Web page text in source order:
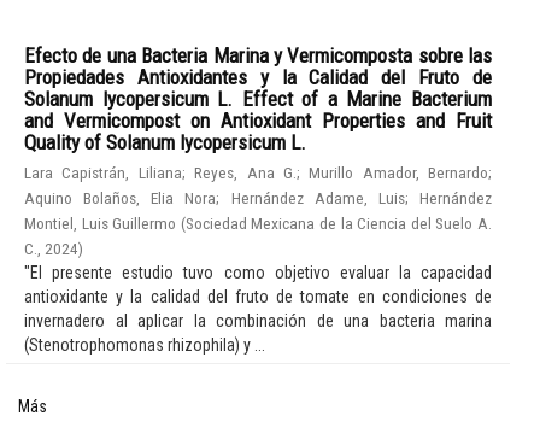
Efecto de una Bacteria Marina y Vermicomposta sobre las
Propiedades Antioxidantes y la Calidad del Fruto de
Solanum lycopersicum L. Effect of a Marine Bacterium
and Vermicompost on Antioxidant Properties and Fruit
Quality of Solanum lycopersicum L.
Lara Capistrán, Liliana;Reyes, Ana G. ;Murillo Amador, Bernardo;
Aquino Bolaños, Elia Nora; Hernández Adame, Luis;Hernández
Montiel, Luis Guillermo (Sociedad Mexicana de la Ciencia del Suelo A.
C.
2024)
"El presente estudio tuvo como objetivo evaluar la capacidad
antioxidante y la calidad del fruto de tomate en condiciones de
invernadero al aplicar la combinación de una bacteria marina
(Stenotrophomonas rhizophila) y ...
Más